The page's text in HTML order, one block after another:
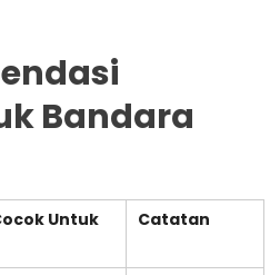
Bandara
Untuk Catatan